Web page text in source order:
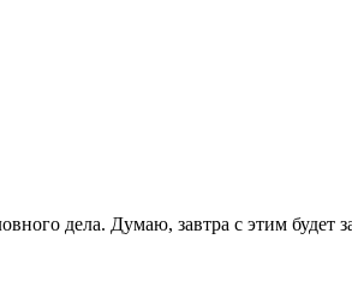
дела. Думаю, завтра с этим будет